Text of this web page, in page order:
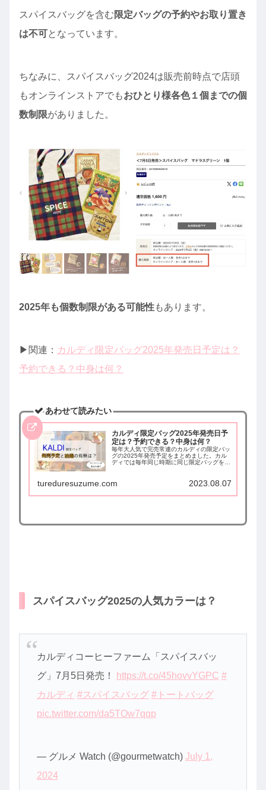
スパイスバッグを含む限定バッグの予約やお取り置き
は不可となっています。
ちなみに、スパイスバッグ2024は販売前時点で店頭
もオンラインストアでもおひとり様各色１個までの個
数制限がありました。
2025年も個数制限がある可能性もあります。
▶︎関連： カルディ限定バッグ2025年発売日予定は？
予約できる？中身は何？
あわせて読みたい
カルディ限定バッグ2025年発売日予
定は？予約できる？中身は何？
毎年大人気で完売常連のカルディの限定バッ
グの2025年発売予定をまとめました。カル
ディでは毎年同じ時期に同じ限定バッグを発
が必要なもの、売り切れやすいものも発表し
ています。
tureduresuzume.com 2023.08.07
スパイスバッグ2025の人気カラーは？
カルディコーヒーファーム「スパイスバッ
グ」7月5日発売！
https://t.co/45hovvYGPC #
カルディ #スパイスバッグ #トートバッグ
pic.twitter.com/da5TOw7qqp
— グルメ Watch (@gourmetwatch) July 1,
2024